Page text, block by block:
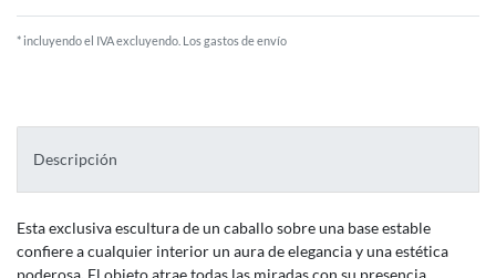
* incluyendo el IVA excluyendo. Los gastos de envío
Descripción
Esta exclusiva escultura de un caballo sobre una base estable
confiere a cualquier interior un aura de elegancia y una estética
poderosa. El objeto atrae todas las miradas con su presencia